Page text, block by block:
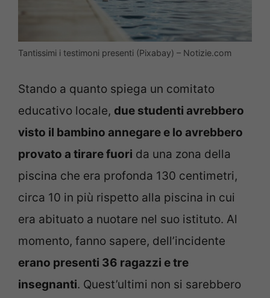
Tantissimi i testimoni presenti (Pixabay) – Notizie.com
Stando a quanto spiega un comitato
educativo locale, due studenti avrebbero
visto il bambino annegare e lo avrebbero
provato a tirare fuori da una zona della
piscina che era profonda 130 centimetri,
circa 10 in più rispetto alla piscina in cui
era abituato a nuotare nel suo istituto. Al
momento, fanno sapere, dell’incidente
erano presenti 36 ragazzi e tre
insegnanti. Quest’ultimi non si sarebbero